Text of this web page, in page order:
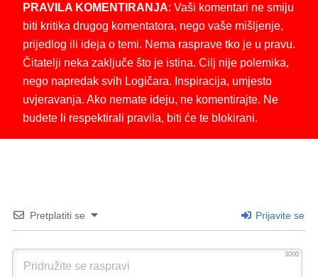
PRAVILA KOMENTIRANJA: Vaši komentari ne smiju
biti kritika drugog komentatora, nego vaše mišljenje,
prijedlog ili ideja o temi. Nema rasprave tko je u pravu.
Čitatelji neka zaključe što je istina. Cilj nije polemika,
nego napredak svih Logičara. Inspiracija, umjesto
uvjeravanja. Ako nemate ideju, ne komentirajte. Ne
budete li respektirali pravila, biti će te blokirani.
Pretplatiti se Prijavite se
3000